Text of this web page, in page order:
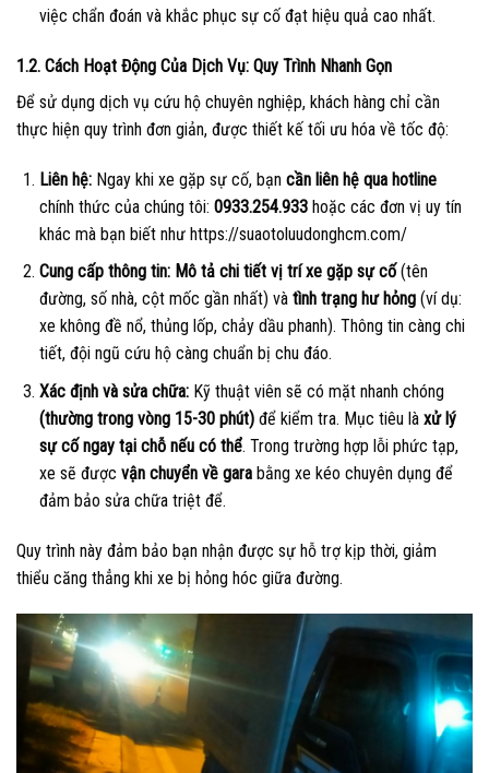
việc chẩn đoán và khắc phục sự cố đạt hiệu quả cao nhất.
1.2. Cách Hoạt Động Của Dịch Vụ: Quy Trình Nhanh Gọn
Để sử dụng dịch vụ cứu hộ chuyên nghiệp, khách hàng chỉ cần
thực hiện quy trình đơn giản, được thiết kế tối ưu hóa về tốc độ:
Liên hệ:Ngay khi xe gặp sự cố, bạn cần liên hệ qua hotline
chính thức của chúng tôi: 0933.254.933hoặc các đơn vị uy tín
khác mà bạn biết như https://suaotoluudonghcm.com/
Cung cấp thông tin: Mô tả chi tiết vị trí xe gặp sự cố(tên
đường, số nhà, cột mốc gần nhất) và tình trạng hư hỏng(ví dụ:
xe không đề nổ, thủng lốp, chảy dầu phanh). Thông tin càng chi
tiết, đội ngũ cứu hộ càng chuẩn bị chu đáo.
Xác định và sửa chữa:Kỹ thuật viên sẽ có mặt nhanh chóng
(thường trong vòng 15-30 phút)để kiểm tra. Mục tiêu là xử lý
sự cố ngay tại chỗ nếu có thể. Trong trường hợp lỗi phức tạp,
xe sẽ được vận chuyển về garabằng xe kéo chuyên dụng để
đảm bảo sửa chữa triệt để.
Quy trình này đảm bảo bạn nhận được sự hỗ trợ kịp thời, giảm
thiểu căng thẳng khi xe bị hỏng hóc giữa đường.